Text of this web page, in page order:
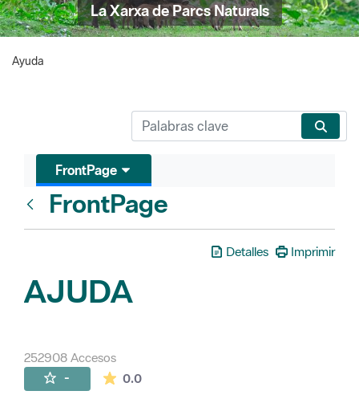
La Xarxa de Parcs Naturals
Ayuda
FrontPage
FrontPage
Detalles Imprimir
AJUDA
252908 Accesos
- 0.0La valoración media es de 0 estrellas de